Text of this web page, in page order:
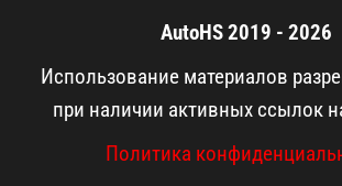
AutoHS 2019 - 2026
Использование материалов
при наличии активных ссылок
Политика